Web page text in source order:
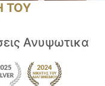
ΤΟΥ
Ανυψωτικα